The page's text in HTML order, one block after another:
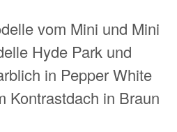
vom Mini und Mini
Hyde Park und
in Pepper White
Kontrastdach in Braun